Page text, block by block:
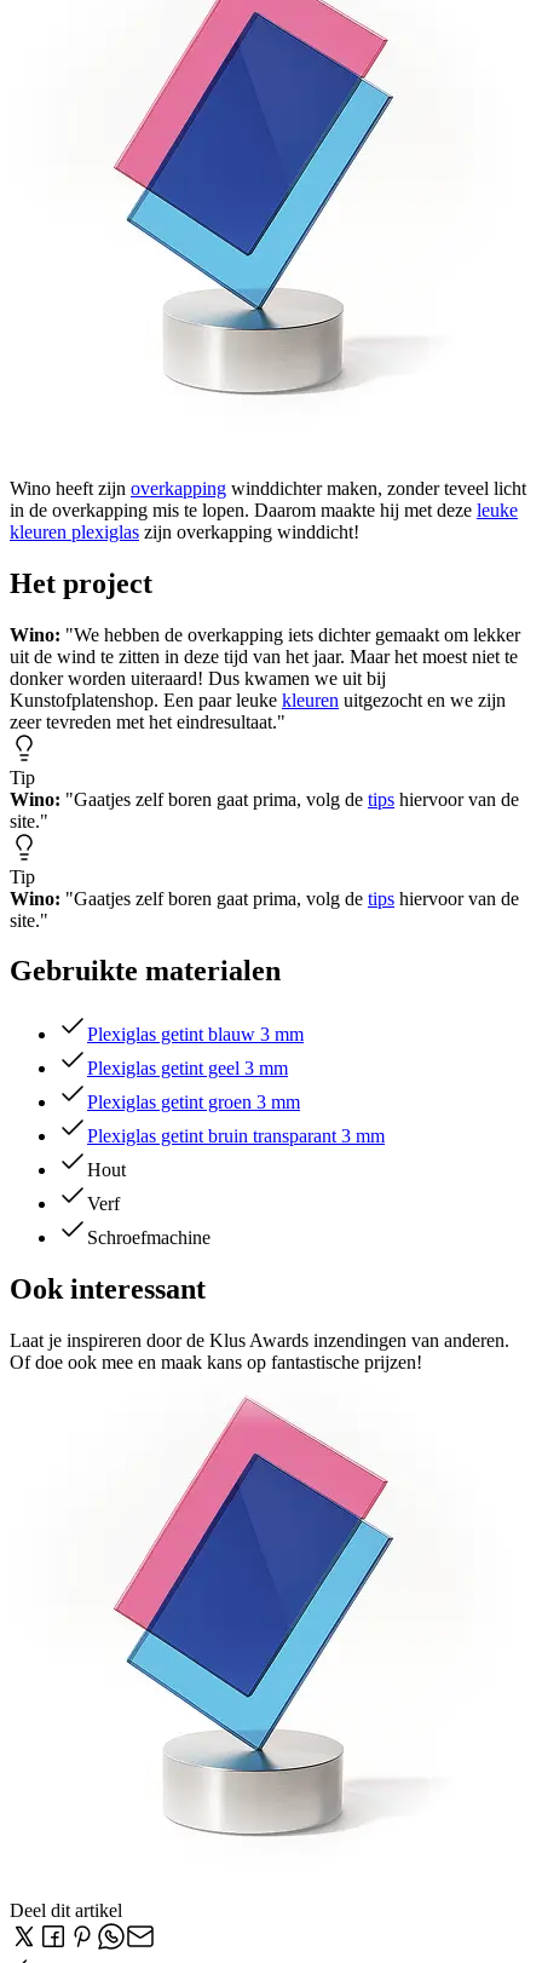
Wino heeft zijn overkapping winddichter maken, zonder teveel licht
in de overkapping mis te lopen. Daarom maakte hij met deze leuke
kleuren plexiglas zijn overkapping winddicht!
Het project
Wino: "We hebben de overkapping iets dichter gemaakt om lekker
uit de wind te zitten in deze tijd van het jaar. Maar het moest niet te
donker worden uiteraard! Dus kwamen we uit bij
Kunstofplatenshop. Een paar leuke kleuren uitgezocht en we zijn
zeer tevreden met het eindresultaat."
Tip
Wino: "Gaatjes zelf boren gaat prima, volg de tips hiervoor van de
site."
Tip
Wino: "Gaatjes zelf boren gaat prima, volg de tips hiervoor van de
site."
Gebruikte materialen
Plexiglas getint blauw 3 mm
Plexiglas getint geel 3 mm
Plexiglas getint groen 3 mm
Plexiglas getint bruin transparant 3 mm
Hout
Verf
Schroefmachine
Ook interessant
Laat je inspireren door de Klus Awards inzendingen van anderen.
Of doe ook mee en maak kans op fantastische prijzen!
Deel dit artikel